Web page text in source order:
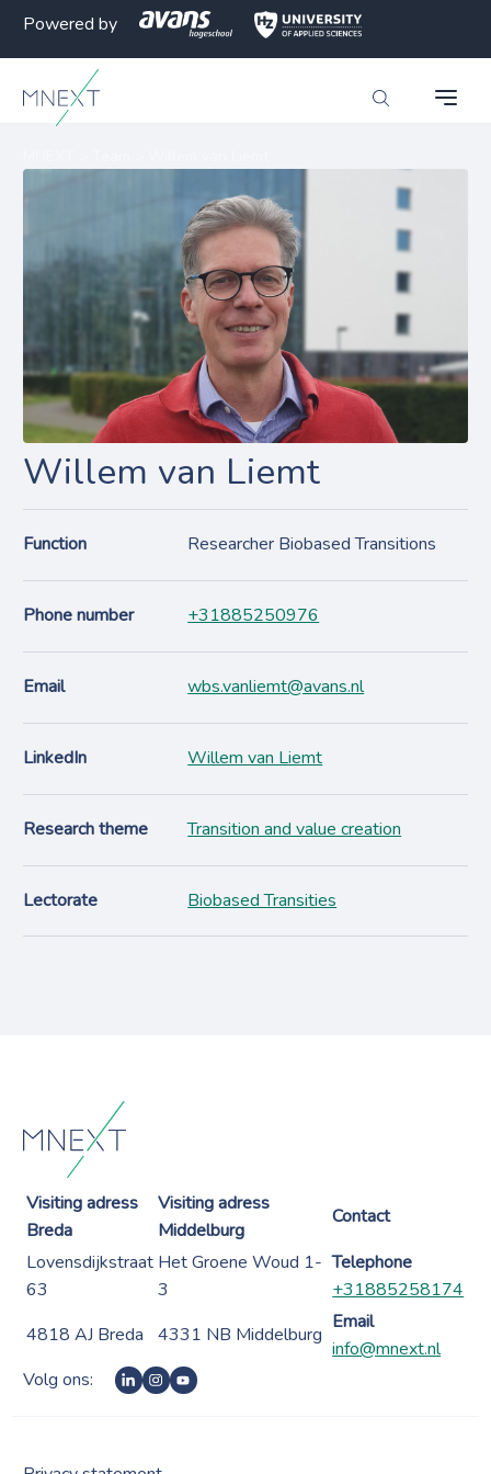
Powered by
Willem van Liemt
Function Researcher Biobased Transitions
Phone number +31885250976
Email wbs.vanliemt@avans.nl
LinkedIn Willem van Liemt
Research theme Transition and value creation
Lectorate Biobased Transities
Visiting adress
Breda
Visiting adress
Middelburg
Contact
Lovensdijkstraat
63
Het Groene Woud 1-
3
Telephone
+31885258174
4818 AJ Breda
4331 NB Middelburg
Email
info@mnext.nl
Volg ons: